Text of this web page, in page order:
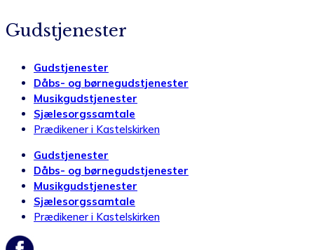
Gudstjenester
Gudstjenester
Dåbs- og børnegudstjenester
Musikgudstjenester
Sjælesorgssamtale
Prædikener i Kastelskirken
Gudstjenester
Dåbs- og børnegudstjenester
Musikgudstjenester
Sjælesorgssamtale
Prædikener i Kastelskirken